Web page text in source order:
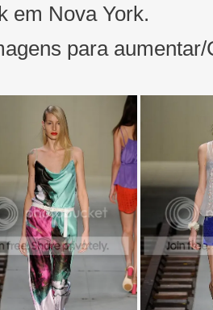
em Nova York.
para